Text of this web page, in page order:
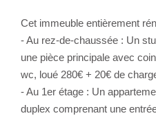
Cet immeuble entièrement
- Au rez-de-chaussée : Un
une pièce principale avec
wc, loué 280€ + 20€ de
- Au 1er étage : Un
duplex comprenant une